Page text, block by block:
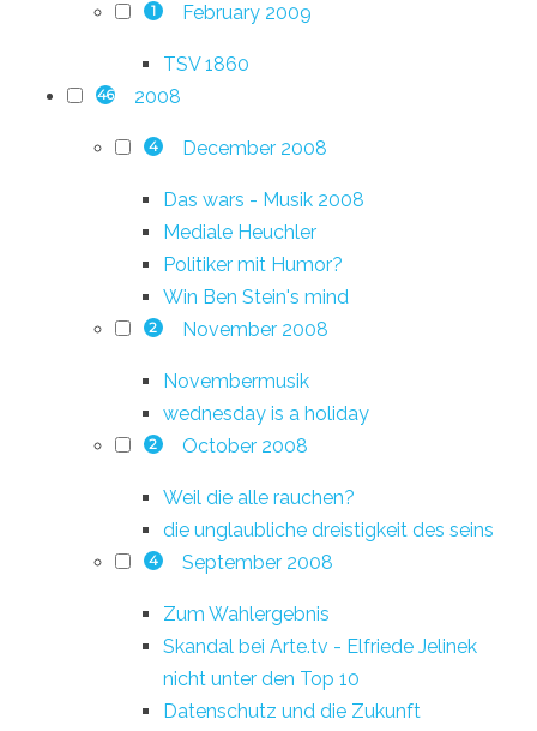
1 February 2009
TSV 1860
46 2008
4 December 2008
Das wars - Musik 2008
Mediale Heuchler
Politiker mit Humor?
Win Ben Stein's mind
2 November 2008
Novembermusik
wednesday is a holiday
2 October 2008
Weil die alle rauchen?
die unglaubliche dreistigkeit des seins
4 September 2008
Zum Wahlergebnis
Skandal bei Arte.tv - Elfriede Jelinek
nicht unter den Top 10
Datenschutz und die Zukunft